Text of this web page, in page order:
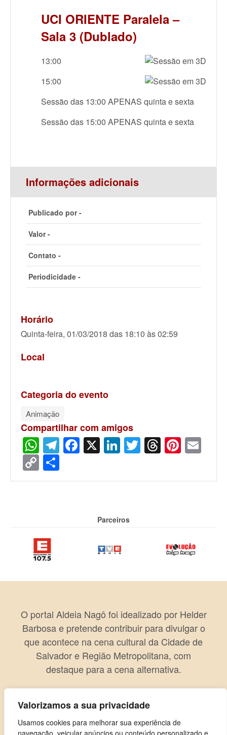
Valorizamos a sua privacidade
Usamos cookies para melhorar sua experiência de
navegação, veicular anúncios ou conteúdo personalizado e
UCI ORIENTE Paralela –
Sala 3 (Dublado)
13:00
15:00
Sessão das 13:00 APENAS quinta e sexta
Sessão das 15:00 APENAS quinta e sexta
Informações adicionais
Publicado por -
Valor -
Contato -
Periodicidade -
Horário
Quinta-feira, 01/03/2018 das 18:10 às 02:59
Local
Categoria do evento
Animação
Compartilhar com amigos
WhatsApp
Telegram
Facebook
X LinkedIn
Twitter
Threads
Copy
Link
Parceiros
O portal Aldeia Nagô foi idealizado por Helder
Barbosa e pretende contribuir para divulgar o
que acontece na cena cultural da Cidade de
Salvador e Região Metropolitana, com
destaque para a cena alternativa.